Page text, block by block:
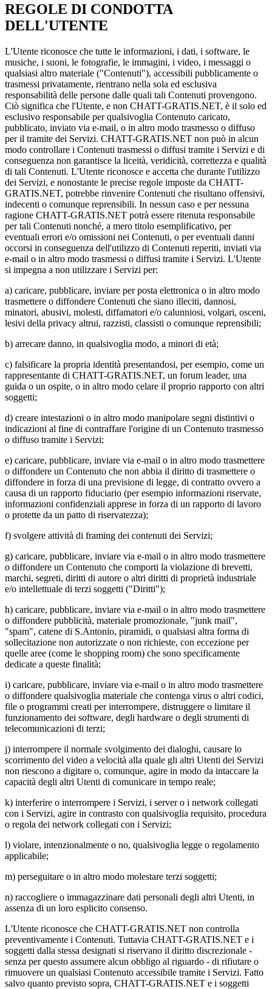
REGOLE DI CONDOTTA
DELL'UTENTE
L'Utente riconosce che tutte le informazioni, i dati, i software, le
musiche, i suoni, le fotografie, le immagini, i video, i messaggi o
qualsiasi altro materiale ("Contenuti"), accessibili pubblicamente o
trasmessi privatamente, rientrano nella sola ed esclusiva
responsabilità delle persone dalle quali tali Contenuti provengono.
Ciò significa che l'Utente, e non CHATT-GRATIS.NET, è il solo ed
esclusivo responsabile per qualsivoglia Contenuto caricato,
pubblicato, inviato via e-mail, o in altro modo trasmesso o diffuso
per il tramite dei Servizi. CHATT-GRATIS.NET non può in alcun
modo controllare i Contenuti trasmessi o diffusi tramite i Servizi e di
conseguenza non garantisce la liceità, veridicità, correttezza e qualità
di tali Contenuti. L'Utente riconosce e accetta che durante l'utilizzo
dei Servizi, e nonostante le precise regole imposte da CHATT-
GRATIS.NET, potrebbe rinvenire Contenuti che risultano offensivi,
indecenti o comunque reprensibili. In nessun caso e per nessuna
ragione CHATT-GRATIS.NET potrà essere ritenuta responsabile
per tali Contenuti nonché, a mero titolo esemplificativo, per
eventuali errori e/o omissioni nei Contenuti, o per eventuali danni
occorsi in conseguenza dell'utilizzo di Contenuti reperiti, inviati via
e-mail o in altro modo trasmessi o diffusi tramite i Servizi. L'Utente
si impegna a non utilizzare i Servizi per:
a) caricare, pubblicare, inviare per posta elettronica o in altro modo
trasmettere o diffondere Contenuti che siano illeciti, dannosi,
minatori, abusivi, molesti, diffamatori e/o calunniosi, volgari, osceni,
lesivi della privacy altrui, razzisti, classisti o comunque reprensibili;
b) arrecare danno, in qualsivoglia modo, a minori di età;
c) falsificare la propria identità presentandosi, per esempio, come un
rappresentante di CHATT-GRATIS.NET, un forum leader, una
guida o un ospite, o in altro modo celare il proprio rapporto con altri
soggetti;
d) creare intestazioni o in altro modo manipolare segni distintivi o
indicazioni al fine di contraffare l'origine di un Contenuto trasmesso
o diffuso tramite i Servizi;
e) caricare, pubblicare, inviare via e-mail o in altro modo trasmettere
o diffondere un Contenuto che non abbia il diritto di trasmettere o
diffondere in forza di una previsione di legge, di contratto ovvero a
causa di un rapporto fiduciario (per esempio informazioni riservate,
informazioni confidenziali apprese in forza di un rapporto di lavoro
o protette da un patto di riservatezza);
f) svolgere attività di framing dei contenuti dei Servizi;
g) caricare, pubblicare, inviare via e-mail o in altro modo trasmettere
o diffondere un Contenuto che comporti la violazione di brevetti,
marchi, segreti, diritti di autore o altri diritti di proprietà industriale
e/o intellettuale di terzi soggetti ("Diritti");
h) caricare, pubblicare, inviare via e-mail o in altro modo trasmettere
o diffondere pubblicità, materiale promozionale, "junk mail",
"spam", catene di S.Antonio, piramidi, o qualsiasi altra forma di
sollecitazione non autorizzate o non richieste, con eccezione per
quelle aree (come le shopping room) che sono specificamente
dedicate a queste finalità;
i) caricare, pubblicare, inviare via e-mail o in altro modo trasmettere
o diffondere qualsivoglia materiale che contenga virus o altri codici,
file o programmi creati per interrompere, distruggere o limitare il
funzionamento dei software, degli hardware o degli strumenti di
telecomunicazioni di terzi;
j) interrompere il normale svolgimento dei dialoghi, causare lo
scorrimento del video a velocità alla quale gli altri Utenti dei Servizi
non riescono a digitare o, comunque, agire in modo da intaccare la
capacità degli altri Utenti di comunicare in tempo reale;
k) interferire o interrompere i Servizi, i server o i network collegati
con i Servizi, agire in contrasto con qualsivoglia requisito, procedura
o regola dei network collegati con i Servizi;
l) violare, intenzionalmente o no, qualsivoglia legge o regolamento
applicabile;
m) perseguitare o in altro modo molestare terzi soggetti;
n) raccogliere o immagazzinare dati personali degli altri Utenti, in
assenza di un loro esplicito consenso.
L'Utente riconosce che CHATT-GRATIS.NET non controlla
preventivamente i Contenuti. Tuttavia CHATT-GRATIS.NET e i
soggetti dalla stessa designati si riservano il diritto discrezionale -
senza per questo assumere alcun obbligo al riguardo - di rifiutare o
rimuovere un qualsiasi Contenuto accessibile tramite i Servizi. Fatto
salvo quanto previsto sopra, CHATT-GRATIS.NET e i soggetti